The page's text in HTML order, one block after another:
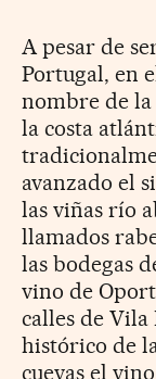
A pesar de
Portugal, en
nombre de
la costa
avanzado el
las viñas río
llamados
las bodegas
vino de
calles de Vila
histórico de
cuevas el